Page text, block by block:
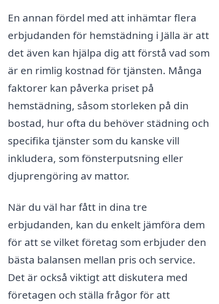
En annan fördel med att inhämtar flera
erbjudanden för hemstädning i Jälla är att
det även kan hjälpa dig att förstå vad som
är en rimlig kostnad för tjänsten. Många
faktorer kan påverka priset på
hemstädning, såsom storleken på din
bostad, hur ofta du behöver städning och
specifika tjänster som du kanske vill
inkludera, som fönsterputsning eller
djuprengöring av mattor.
När du väl har fått in dina tre
erbjudanden, kan du enkelt jämföra dem
för att se vilket företag som erbjuder den
bästa balansen mellan pris och service.
Det är också viktigt att diskutera med
företagen och ställa frågor för att